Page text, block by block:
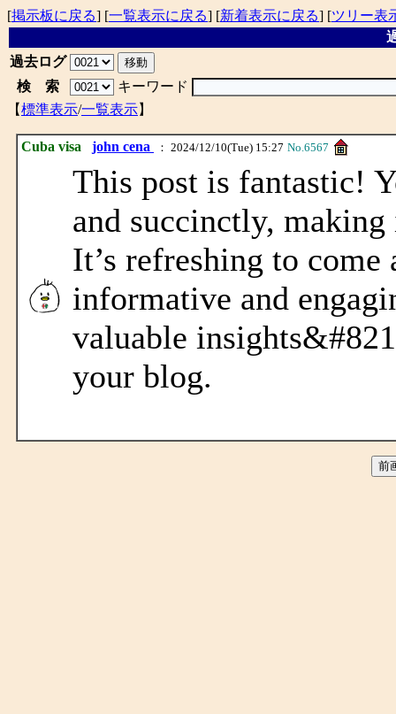
[掲示板に戻る] [一覧表示に戻る] [新着表示に戻る] [ツリー表
過去ログ
検 索
キーワード
【標準表示/一覧表示】
Cuba visa john cena ： 2024/12/10(Tue) 15:27 No.6567
This post is fantastic!
and succinctly,
It’s refreshing to come
informative and
valuable
your blog.